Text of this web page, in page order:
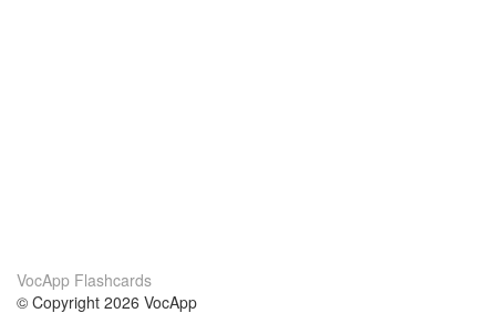
VocApp Flashcards
© Copyright 2026 VocApp